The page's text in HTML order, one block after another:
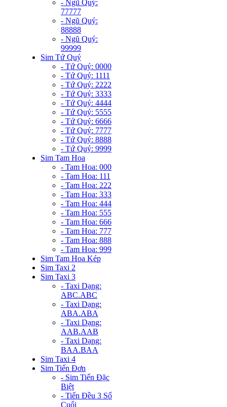
- Ngũ Quý:
77777
- Ngũ Quý:
88888
- Ngũ Quý:
99999
Sim Tứ Quý
- Tứ Quý: 0000
- Tứ Quý: 1111
- Tứ Quý: 2222
- Tứ Quý: 3333
- Tứ Quý: 4444
- Tứ Quý: 5555
- Tứ Quý: 6666
- Tứ Quý: 7777
- Tứ Quý: 8888
- Tứ Quý: 9999
Sim Tam Hoa
- Tam Hoa: 000
- Tam Hoa: 111
- Tam Hoa: 222
- Tam Hoa: 333
- Tam Hoa: 444
- Tam Hoa: 555
- Tam Hoa: 666
- Tam Hoa: 777
- Tam Hoa: 888
- Tam Hoa: 999
Sim Tam Hoa Kép
Sim Taxi 2
Sim Taxi 3
- Taxi Dạng:
ABC.ABC
- Taxi Dạng:
ABA.ABA
- Taxi Dạng:
AAB.AAB
- Taxi Dạng:
BAA.BAA
Sim Taxi 4
Sim Tiến Đơn
- Sim Tiến Đặc
Biệt
- Tiến Đều 3 Số
Cuối